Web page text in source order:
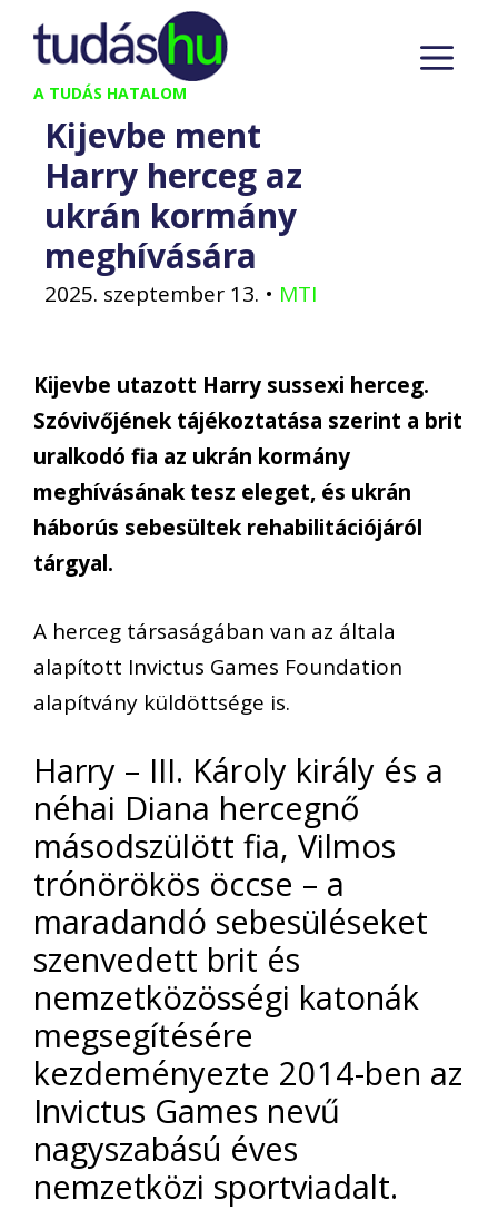
Kilépés
tartalomba
A TUDÁS HATALOM
Kijevbe ment
Harry herceg az
ukrán kormány
meghívására
2025. szeptember 13. • MTI
Kijevbe utazott Harry sussexi herceg.
Szóvivőjének tájékoztatása szerint a brit
uralkodó fia az ukrán kormány
meghívásának tesz eleget, és ukrán
háborús sebesültek rehabilitációjáról
tárgyal.
A herceg társaságában van az általa
alapított Invictus Games Foundation
alapítvány küldöttsége is.
Harry – III. Károly király és a
néhai Diana hercegnő
másodszülött fia, Vilmos
trónörökös öccse – a
maradandó sebesüléseket
szenvedett brit és
nemzetközösségi katonák
megsegítésére
kezdeményezte 2014-ben az
Invictus Games nevű
nagyszabású éves
nemzetközi sportviadalt.